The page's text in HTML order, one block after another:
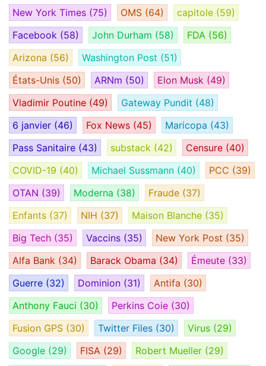
New York Times (75) OMS (64) capitole (59)
Facebook (58) John Durham (58) FDA (56)
Arizona (56) Washington Post (51)
États-Unis (50) ARNm (50) Elon Musk (49)
Vladimir Poutine (49) Gateway Pundit (48)
6 janvier (46) Fox News (45) Maricopa (43)
Pass Sanitaire (43) substack (42) Censure (40)
COVID-19 (40) Michael Sussmann (40) PCC (39)
OTAN (39) Moderna (38) Fraude (37)
Enfants (37) NIH (37) Maison Blanche (35)
Big Tech (35) Vaccins (35) New York Post (35)
Alfa Bank (34) Barack Obama (34) Émeute (33)
Guerre (32) Dominion (31) Antifa (30)
Anthony Fauci (30) Perkins Coie (30)
Fusion GPS (30) Twitter Files (30) Virus (29)
Google (29) FISA (29) Robert Mueller (29)